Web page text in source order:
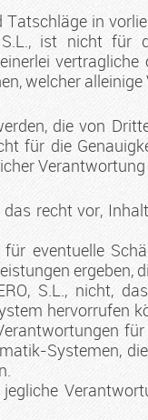
in
ist nicht für
welcher
die von
für die
das recht vor,
eventuelle
ergeben,
S.L., nicht,
hervorrufen
Systemen,
jegliche